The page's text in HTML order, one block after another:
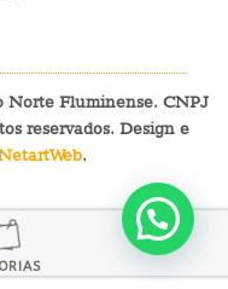
Norte Fluminense. CNPJ
reservados. Design e
.